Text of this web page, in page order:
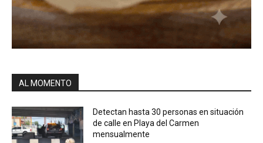
AL MOMENTO
Detectan hasta 30 personas en situación
de calle en Playa del Carmen
mensualmente